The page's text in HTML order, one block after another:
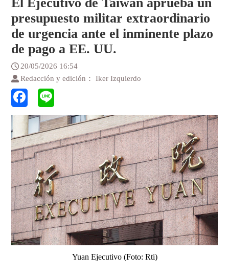
presupuesto militar extraordinario
de urgencia ante el inminente plazo
de pago a EE. UU.
20/05/2026 16:54
Redacción y edición： Iker Izquierdo
Yuan Ejecutivo (Foto: Rti)